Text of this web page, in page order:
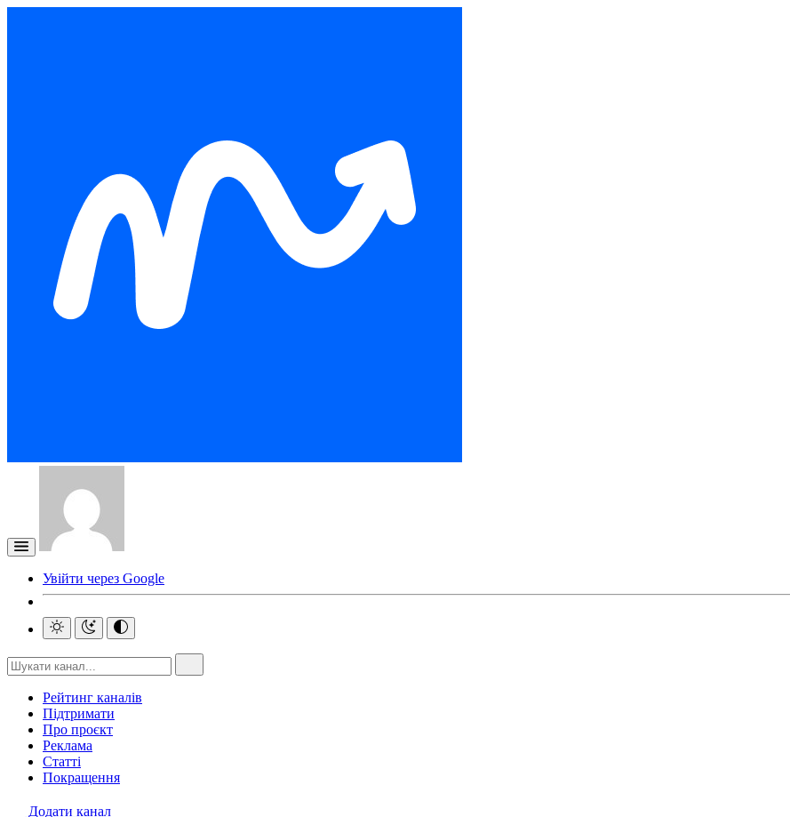
Увійти через Google
Рейтинг каналів
Підтримати
Про проєкт
Реклама
Статті
Покращення
Додати канал